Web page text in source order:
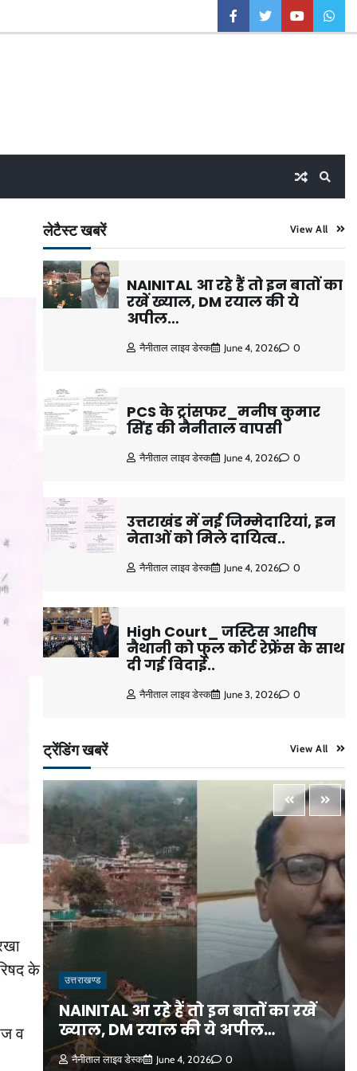
facebooktwitteryoutube
के
व
लेटैस्ट खबरें View All
NAINITAL आ रहे हैं तो इन बातों का
रखें ख्याल, DM रयाल की ये
अपील…
नैनीताल लाइव डेस्क June 4, 2026 0
PCS के ट्रांसफर_मनीष कुमार
सिंह की नैनीताल वापसी
नैनीताल लाइव डेस्क June 4, 2026 0
उत्तराखंड में नई जिम्मेदारियां, इन
नेताओं को मिले दायित्व..
नैनीताल लाइव डेस्क June 4, 2026 0
High Court_ जस्टिस आशीष
नैथानी को फुल कोर्ट रेफ्रेंस के साथ
दी गई विदाई..
नैनीताल लाइव डेस्क June 3, 2026 0
ट्रेंडिंग खबरें View All
उत्तराखण्ड
NAINITAL आ रहे हैं तो इन बातों का रखें
ख्याल, DM रयाल की ये अपील…
नैनीताल लाइव डेस्क June 4, 2026 0